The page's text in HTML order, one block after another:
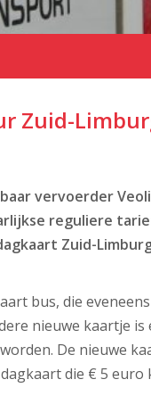
Zuid-
vervoerder
reguliere
Zuid-
bus, die
nieuwe kaartje
De nieuwe
die € 5 euro